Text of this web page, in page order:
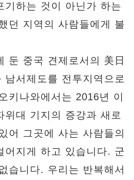
기하는 것이 아닌가 하는
던 지역의 사람들에게 불
둔 중국 견제로서의 美日
서제도를 전투지역으로
키나와에서는 2016년 이
위대 기지의 증강과 새로
어 그곳에 사는 사람들의
어지게 하고 있습니다. 군
습니다. 우리는 반복해서